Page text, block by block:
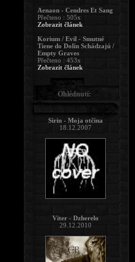
Aenaon - Cendres Et Sang
Přečteno : 505x
Zobrazit článek
Korium / Evil - Smutné
Tiene do Dolín Schádzajú /
Empty Graves
Přečteno : 453x
Zobrazit článek
Ohlédnutí:
Sirin - Moja otčina
18.12.2007
Viter - Dzherelo
29.12.2010